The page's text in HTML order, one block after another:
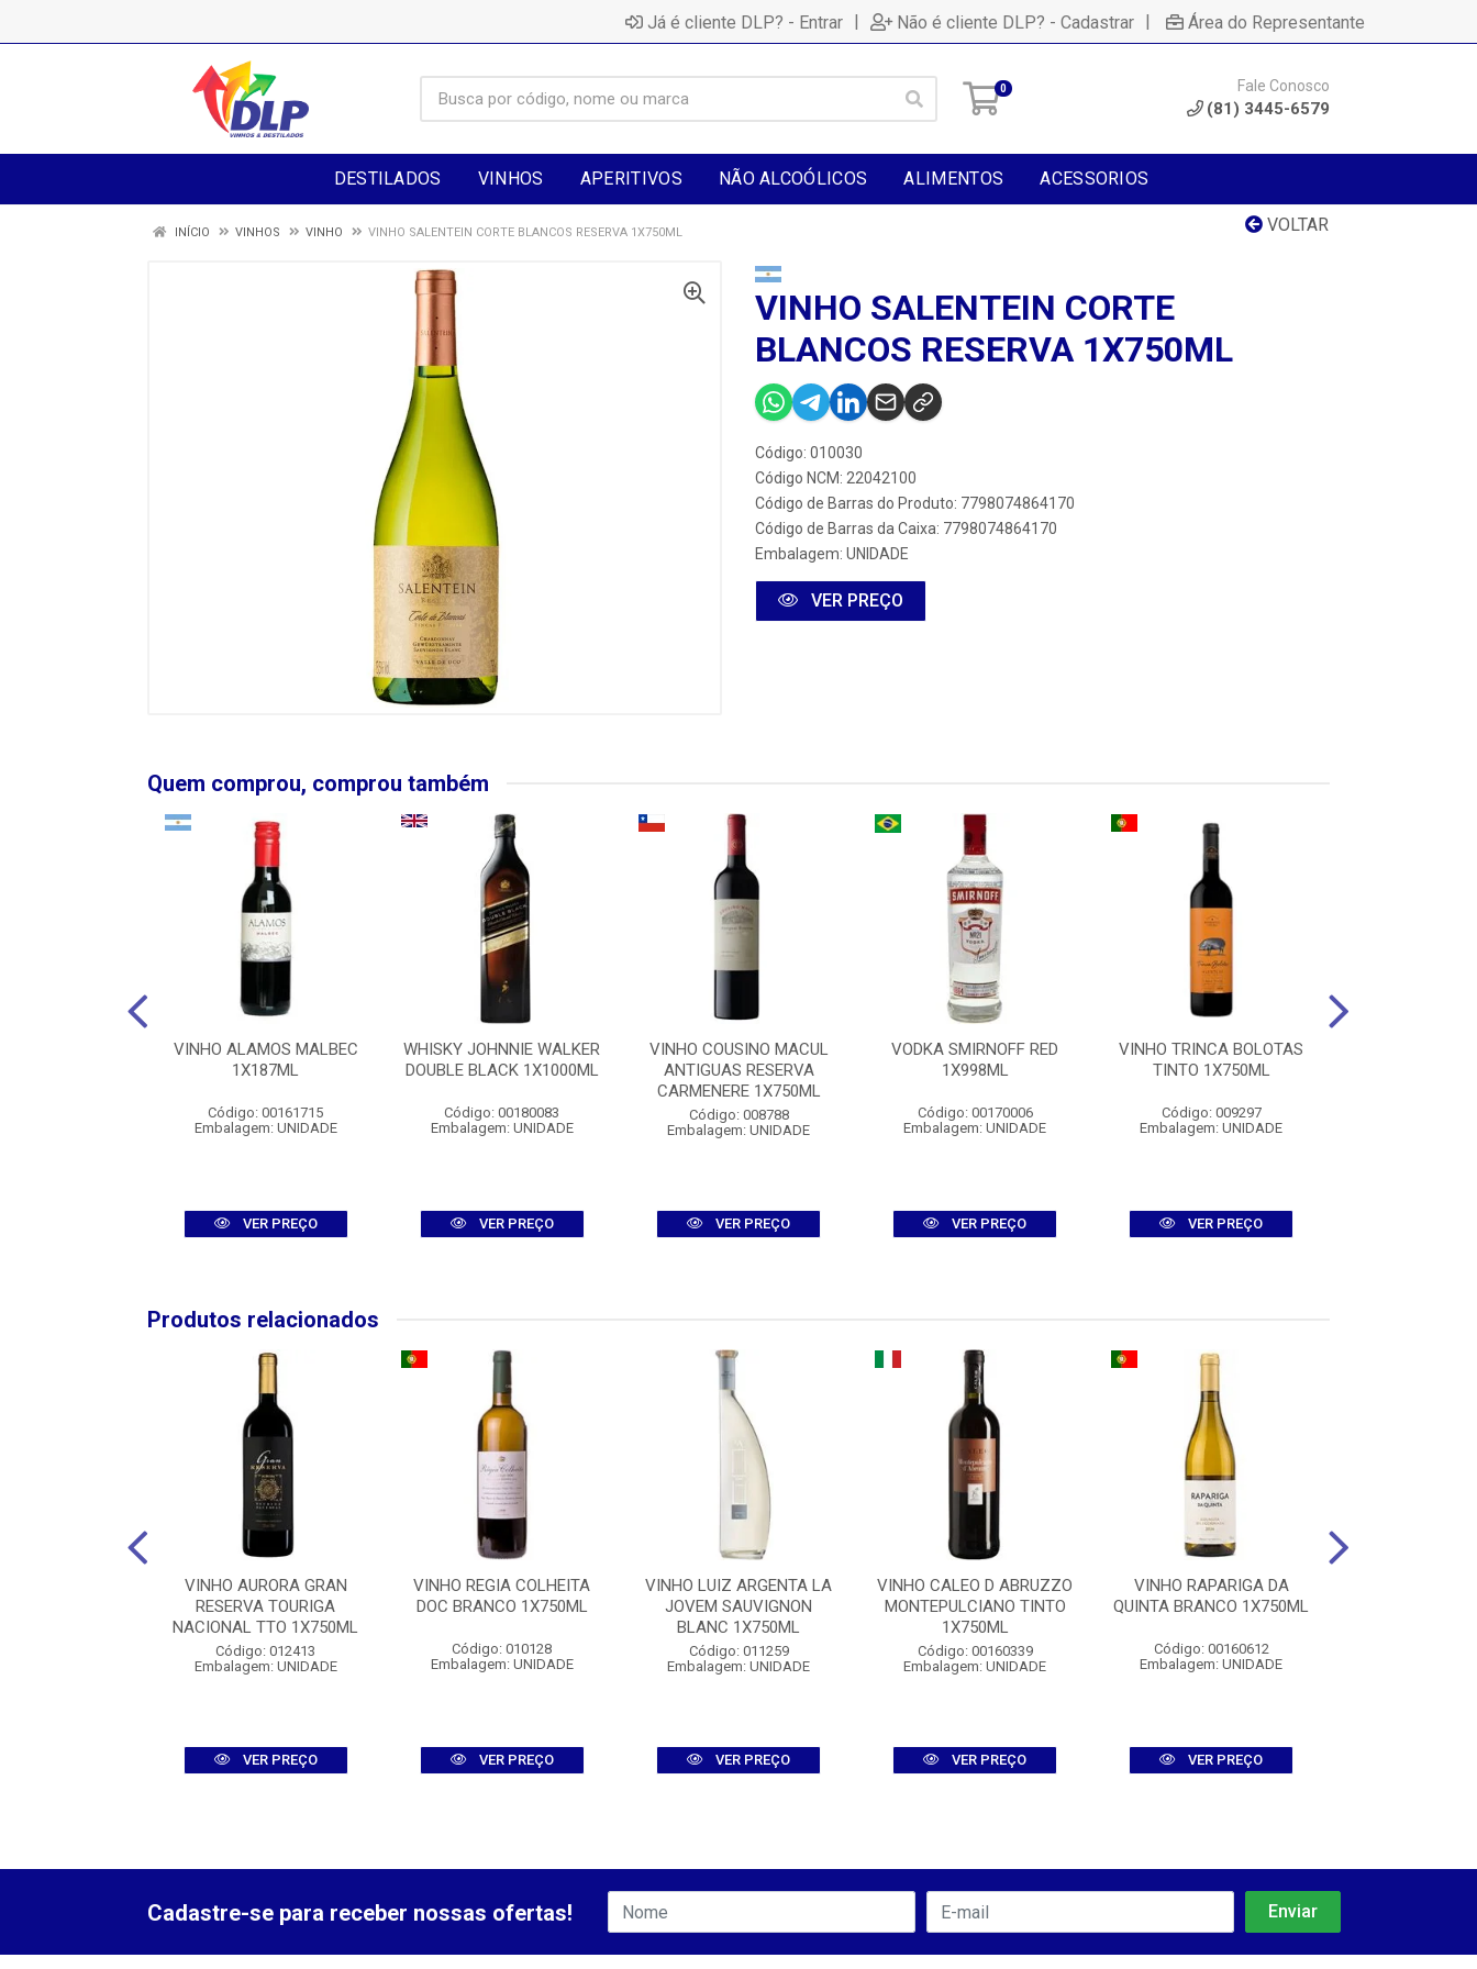
Já é cliente DLP? - Entrar | Não é cliente DLP? - Cadastrar | Área do Representante
0 Fale Conosco
(81) 3445-6579
DESTILADOS VINHOS APERITIVOS NÃO ALCOÓLICOS ALIMENTOS ACESSORIOS
VOLTAR
INÍCIO VINHOS VINHO VINHO SALENTEIN CORTE BLANCOS RESERVA 1X750ML
VINHO SALENTEIN CORTE
BLANCOS RESERVA 1X750ML
Código: 010030
Código NCM: 22042100
Código de Barras do Produto: 7798074864170
Código de Barras da Caixa: 7798074864170
Embalagem: UNIDADE
VER PREÇO
Quem comprou, comprou também
VINHO ALAMOS MALBEC
1X187ML
Código: 00161715
Embalagem: UNIDADE
VER PREÇO
WHISKY JOHNNIE WALKER
DOUBLE BLACK 1X1000ML
Código: 00180083
Embalagem: UNIDADE
VER PREÇO
VINHO COUSINO MACUL
ANTIGUAS RESERVA
CARMENERE 1X750ML
Código: 008788
Embalagem: UNIDADE
VER PREÇO
VODKA SMIRNOFF RED
1X998ML
Código: 00170006
Embalagem: UNIDADE
VER PREÇO
VINHO TRINCA BOLOTAS
TINTO 1X750ML
Código: 009297
Embalagem: UNIDADE
VER PREÇO
Produtos relacionados
VINHO AURORA GRAN
RESERVA TOURIGA
NACIONAL TTO 1X750ML
Código: 012413
Embalagem: UNIDADE
VER PREÇO
VINHO REGIA COLHEITA
DOC BRANCO 1X750ML
Código: 010128
Embalagem: UNIDADE
VER PREÇO
VINHO LUIZ ARGENTA LA
JOVEM SAUVIGNON
BLANC 1X750ML
Código: 011259
Embalagem: UNIDADE
VER PREÇO
VINHO CALEO D ABRUZZO
MONTEPULCIANO TINTO
1X750ML
Código: 00160339
Embalagem: UNIDADE
VER PREÇO
VINHO RAPARIGA DA
QUINTA BRANCO 1X750ML
Código: 00160612
Embalagem: UNIDADE
VER PREÇO
Cadastre-se para receber nossas ofertas!